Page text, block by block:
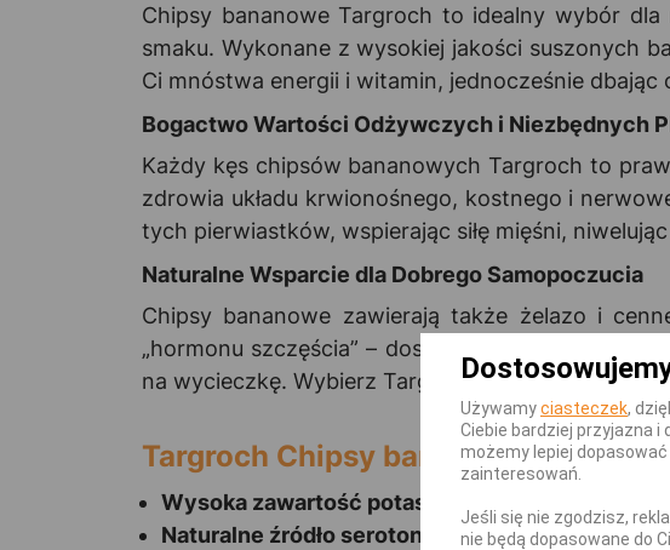
Chipsy bananowe Targroch to idealny wybór
smaku. Wykonane z wysokiej jakości suszonych
Ci mnóstwa energii i witamin, jednocześnie dbając
Bogactwo Wartości Odżywczych i Niezbędnych
Każdy kęs chipsów bananowych Targroch to
zdrowia układu krwionośnego, kostnego i
tych pierwiastków, wspierając siłę mięśni,
Naturalne Wsparcie dla Dobrego Samopoczucia
Chipsy bananowe zawierają także żelazo i
„hormonu szczęścia” – doskonale wpływają na
na wycieczkę. Wybierz Targroch i ciesz się pełnią
Targroch Chipsy bananowe 1kg-
Wysoka zawartość potasu, magnezu i wapnia.
Naturalne źródło serotoniny – poprawia nastrój.
Używamyciasteczek,
Ciebie bardziej przyjazna i
możemy lepiej
zainteresowań.
Jeśli się nie zgodzisz,
nie będą dopasowane do